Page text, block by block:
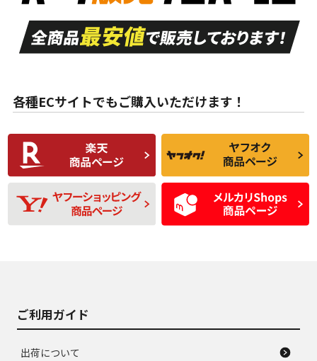
A
走行距離も少なく、
目立つ傷もほとんど
ない中古品
A
走行距離も少なく、
非常に状態の良い中
古品
な中古品
んどない中古品
C
比較的きれいな中古
品
C
られるが、使用に問
題のない中古品
D
使用感や目立つ傷が
あり、一般的な中古
品
D
残り溝も少なく、偏
磨耗がみられ、短期
間使用できるくらい
の中古品
各種ECサイトでもご購入いただけます！
ご利用ガイド
出荷について